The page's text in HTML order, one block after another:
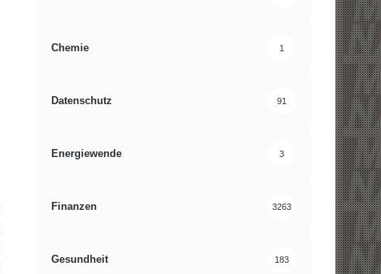
Chemie 1
Datenschutz 91
Energiewende 3
Finanzen 3263
Gesundheit 183